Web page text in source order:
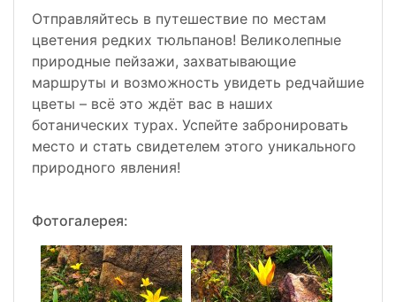
Отправляйтесь в путешествие по местам
цветения редких тюльпанов! Великолепные
природные пейзажи, захватывающие
маршруты и возможность увидеть редчайшие
цветы – всё это ждёт вас в наших
ботанических турах. Успейте забронировать
место и стать свидетелем этого уникального
природного явления!
Фотогалерея: